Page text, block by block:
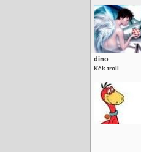
dino
Kék troll